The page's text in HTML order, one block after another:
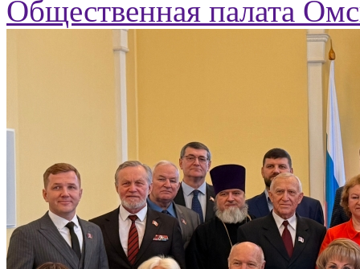
Общественная палата